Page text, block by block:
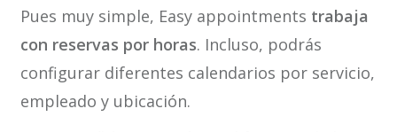
Pues muy simple, Easy appointments trabaja
con reservas por horas. Incluso, podrás
configurar diferentes calendarios por servicio,
empleado y ubicación.